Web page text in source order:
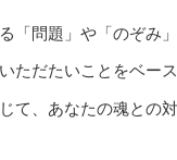
「問題」や「のぞみ
ただたいことをベー
て、あなたの魂との